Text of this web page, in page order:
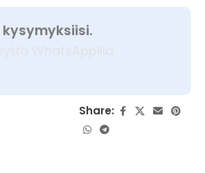
WhatsAppilla
Share: